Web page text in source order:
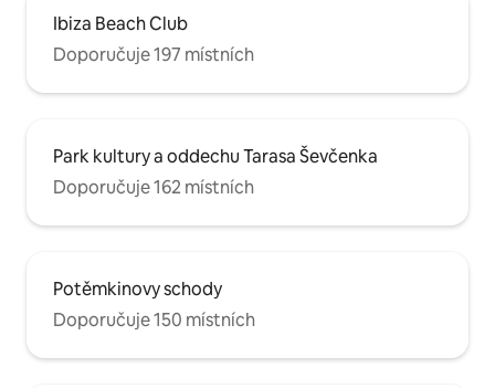
Ibiza Beach Club
Doporučuje 197 místních
Park kultury a oddechu Tarasa Ševčenka
Doporučuje 162 místních
Potěmkinovy schody
Doporučuje 150 místních